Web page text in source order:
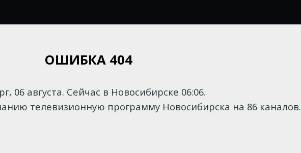
ОШИБКА 404
06 августа. Сейчас в Новосибирске 06:06.
телевизионную программу Новосибирска на 86 каналов.